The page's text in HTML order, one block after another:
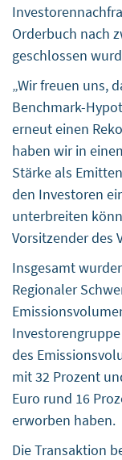
Orderbuch nach
geschlossen
„Wir freuen uns,
Benchmark-
erneut einen
haben wir in
Stärke als
den Investoren
unterbreiten
Vorsitzender des
Insgesamt
Regionaler
des
mit 32 Prozent
Euro rund 16
erworben haben.
Die Transaktion